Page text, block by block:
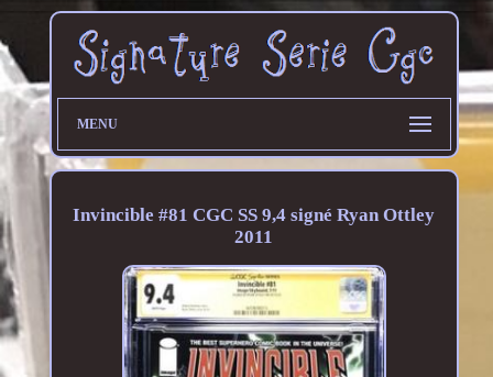
MENU
Invincible #81 CGC SS 9,4 signé Ryan Ottley
2011